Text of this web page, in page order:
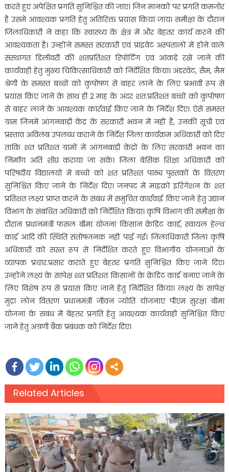
करते हुए अपेक्षित प्रगति सुनिश्चित की जाए। जिन मानकों पर प्रगति कमजोर
है उसमे आवश्यक प्रगति हेतु अतिरिक्त प्रयास किया जाय। समीक्षा के दौरान
जिलाधिकारी ने कहा कि स्वास्थ्य के क्षेत्र में और बेहतर कार्य करने की
आवश्यकता है। उन्होंने समस्त सरकारी एवं प्राइवेट अस्पतालों में होने वाले
संस्थागत डिलीवरी की शतप्रतिशत रिपोर्टिंग एवं आंकड़े रखे जाने की
कार्यवाही हेतु मुख्य चिकित्साधिकारी को निर्देशित किया। अंडरवेट, सैम, मैम
श्रेणी के समस्त बच्चों को कुपोषण से बाहर लाने के लिए प्रभावी रूप से
प्रयास किए जाने के साथ ही 2 माह के अंदर शत.प्रतिशत बच्चों को कुपोषण
से बाहर लाने के आवश्यक कार्रवाई किए जाने के निर्देश दिए। ऐसे समस्त
ग्राम जिनमें आंगनबाड़ी केंद्र के सरकारी भवन में नहीं है, उनकी सूची एवं
प्रस्ताव अविलंब उपलब्ध कराने के निर्देश जिला कार्यक्रम अधिकारी को दिए
ताकि शत प्रतिशत ग्रामों में आंगनबाड़ी केंद्रों के लिए सरकारी भवन का
निर्माण अति शीघ्र कराया जा सके। जिला बेसिक शिक्षा अधिकारी को
परिषदीय विद्यालयों में बच्चों को शत प्रतिशत पाठ्य पुस्तकों के वितरण
सुनिश्चित किए जाने के निर्देश दिए। जनपद में माइक्रो इरिगेशन के शत
प्रतिशत लक्ष्य प्राप्त करने के संबंध में समुचित कार्रवाई किए जाने हेतु उद्यान
विभाग के संबंधित अधिकारी को निर्देशित किया। कृषि विभाग की समीक्षा के
दौरान प्रधानमंत्री फसल बीमा योजना किसान क्रेडिट कार्ड, स्वायल हेल्थ
कार्ड आदि की स्थिति संतोषजनक नहीं पाई गई। जिलाधिकारी जिला कृषि
अधिकारी को सख्त रूप से निर्देशित करते हुए विभागीय योजनाओं के
व्यापक प्रचार.प्रसार कराते हुए बेहतर प्रगति सुनिश्चित किए जाने दिए।
उन्होंने लक्ष्य के सापेक्ष शत प्रतिशत किसानों के क्रेडिट कार्ड बनाए जाने के
लिए विशेष रूप से प्रयास किए जाने हेतु निर्देशित किया। लक्ष्य के सापेक्ष
मुद्रा लोन वितरण प्रधानमंत्री जीवन ज्योति योजनाए पीएम सुरक्षा बीमा
योजना के संबंध में बेहतर प्रगति हेतु आवश्यक कार्यवाही सुनिश्चित किए
जाने हेतु अग्रणी बैंक प्रबंधक को निर्देश दिए।
Related Articles